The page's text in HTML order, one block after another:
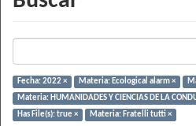
Fecha: 2022 × Materia: Ecological alarm ×
Materia: HUMANIDADES Y CIENCIAS DE LA
Has File(s): true ×
Materia: Fratelli tutti ×